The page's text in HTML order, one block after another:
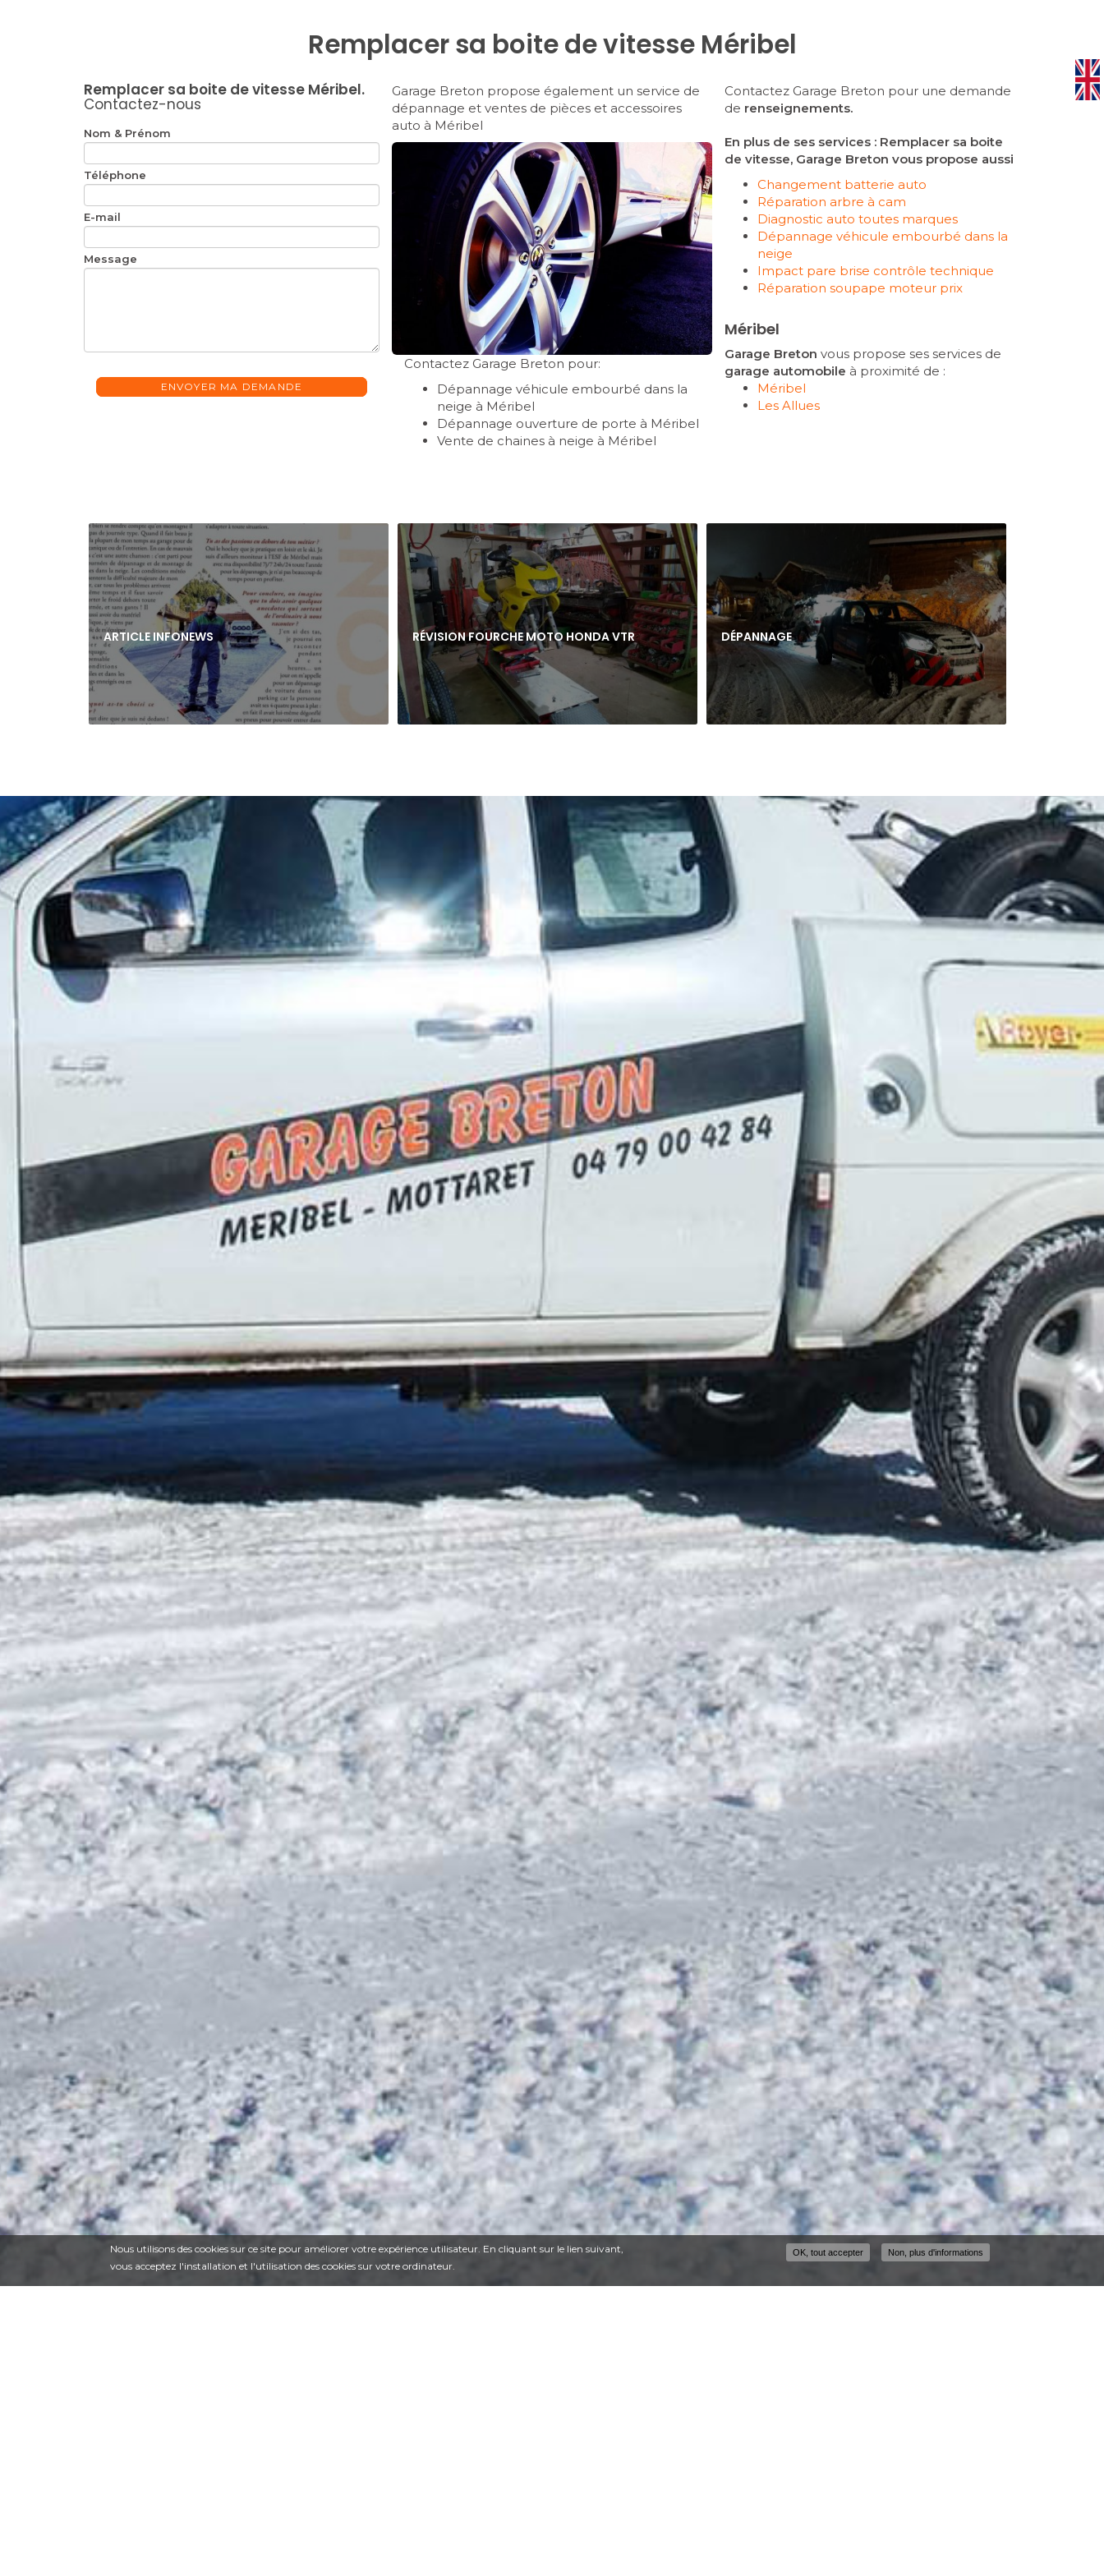
Remplacer sa boite de vitesse Méribel
Remplacer sa boite de vitesse Méribel.
Contactez-nous
Nom & Prénom
Téléphone
E-mail
Message
ENVOYER MA DEMANDE
Garage Breton propose également un service de
dépannage et ventes de pièces et accessoires
auto à Méribel
Contactez Garage Breton pour:
Dépannage véhicule embourbé dans la
neige à Méribel
Dépannage ouverture de porte à Méribel
Vente de chaines à neige à Méribel
Contactez Garage Breton pour une demande
de renseignements.
En plus de ses services : Remplacer sa boite
de vitesse, Garage Breton vous propose aussi
Changement batterie auto
Réparation arbre à cam
Diagnostic auto toutes marques
Dépannage véhicule embourbé dans la
neige
Impact pare brise contrôle technique
Réparation soupape moteur prix
Méribel
Garage Breton vous propose ses services de
garage automobile à proximité de :
Méribel
Les Allues
ARTICLE INFONEWS RÉVISION FOURCHE MOTO HONDA VTR DÉPANNAGE
Nous utilisons des cookies sur ce site pour améliorer votre expérience utilisateur. En cliquant sur le lien suivant,
vous acceptez l'installation et l'utilisation des cookies sur votre ordinateur.
OK, tout accepter Non, plus d'informations